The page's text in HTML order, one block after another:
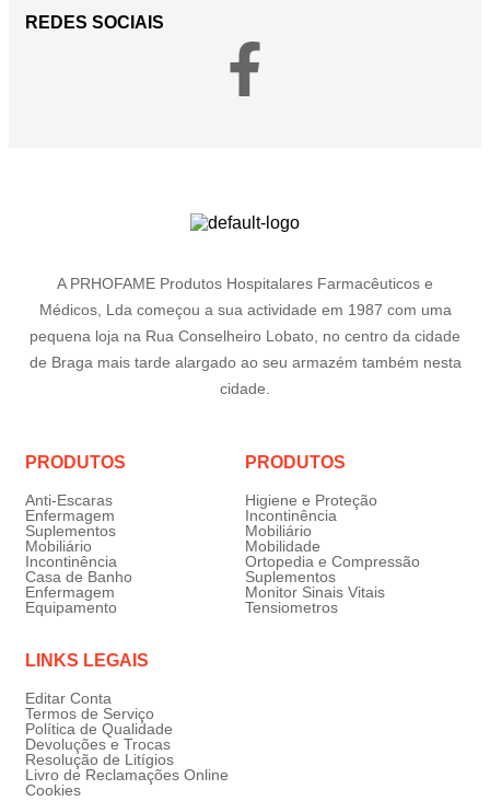
REDES SOCIAIS
A PRHOFAME Produtos Hospitalares Farmacêuticos e
Médicos, Lda começou a sua actividade em 1987 com uma
pequena loja na Rua Conselheiro Lobato, no centro da cidade
de Braga mais tarde alargado ao seu armazém também nesta
cidade.
PRODUTOS
Anti-Escaras
Enfermagem
Suplementos
Mobiliário
Incontinência
Casa de Banho
Enfermagem
Equipamento
PRODUTOS
Higiene e Proteção
Incontinência
Mobiliário
Mobilidade
Ortopedia e Compressão
Suplementos
Monitor Sinais Vitais
Tensiometros
LINKS LEGAIS
Editar Conta
Termos de Serviço
Política de Qualidade
Devoluções e Trocas
Resolução de Litígios
Livro de Reclamações Online
Cookies